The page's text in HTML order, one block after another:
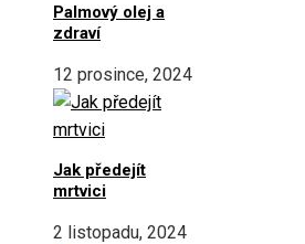
Palmový olej a
zdraví
12 prosince, 2024
Jak předejít
mrtvici
2 listopadu, 2024